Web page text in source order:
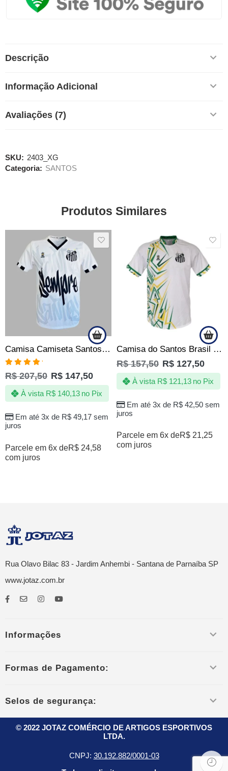
Descrição
Informação Adicional
Avaliações (7)
SKU: 2403_XG
Categoria: SANTOS
Produtos Similares
Camisa Camiseta Santos Sempre Santos – Eterno 10 – Oficial
Avaliação
5.00de 5
R$207,50 R$ 147,50
Em até 3x de R$49,17sem
juros
À vista R$140,13 no Pix
Parcele em 6x deR$ 24,58
com juros
Camisa do Santos Brasil – Jotaz – copa – Produto Oficial
R$157,50 R$ 127,50
Em até 3x de R$42,50sem
juros
À vista R$121,13 no Pix
Parcele em 6x deR$ 21,25
com juros
Rua Olavo Bilac 83 - Jardim Anhembi - Santana de Parnaíba SP
www.jotaz.com.br
Informações
Formas de Pagamento:
Selos de segurança:
© 2022 JOTAZ COMÉRCIO DE ARTIGOS ESPORTIVOS
LTDA.
CNPJ: 30.192.882/0001-03